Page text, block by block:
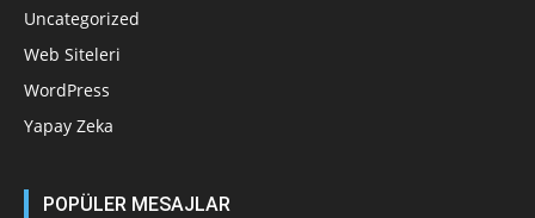
Uncategorized
Web Siteleri
WordPress
Yapay Zeka
POPÜLER MESAJLAR